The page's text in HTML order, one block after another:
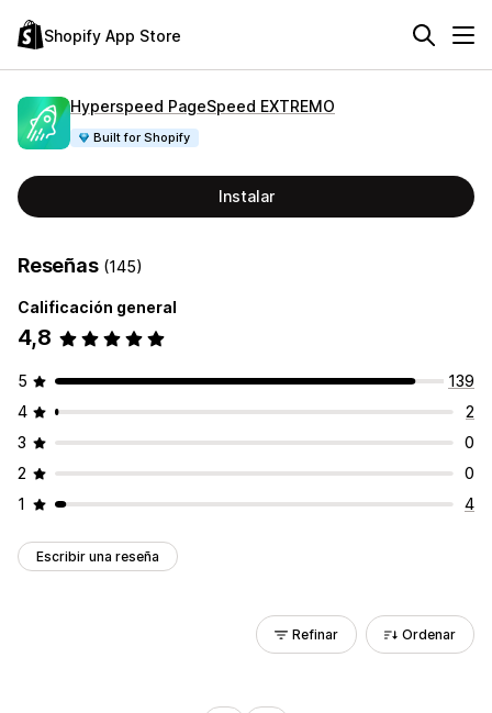
Shopify App Store
Hyperspeed PageSpeed EXTREMO
Built for Shopify
Instalar
Reseñas (145)
Calificación general
4,8
5
139
4
2
3
0
2
0
1
4
Escribir una reseña
Refinar Ordenar